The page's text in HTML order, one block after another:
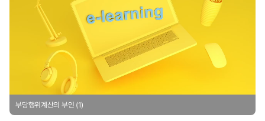
Video
부당행위계산의 부인 (1)